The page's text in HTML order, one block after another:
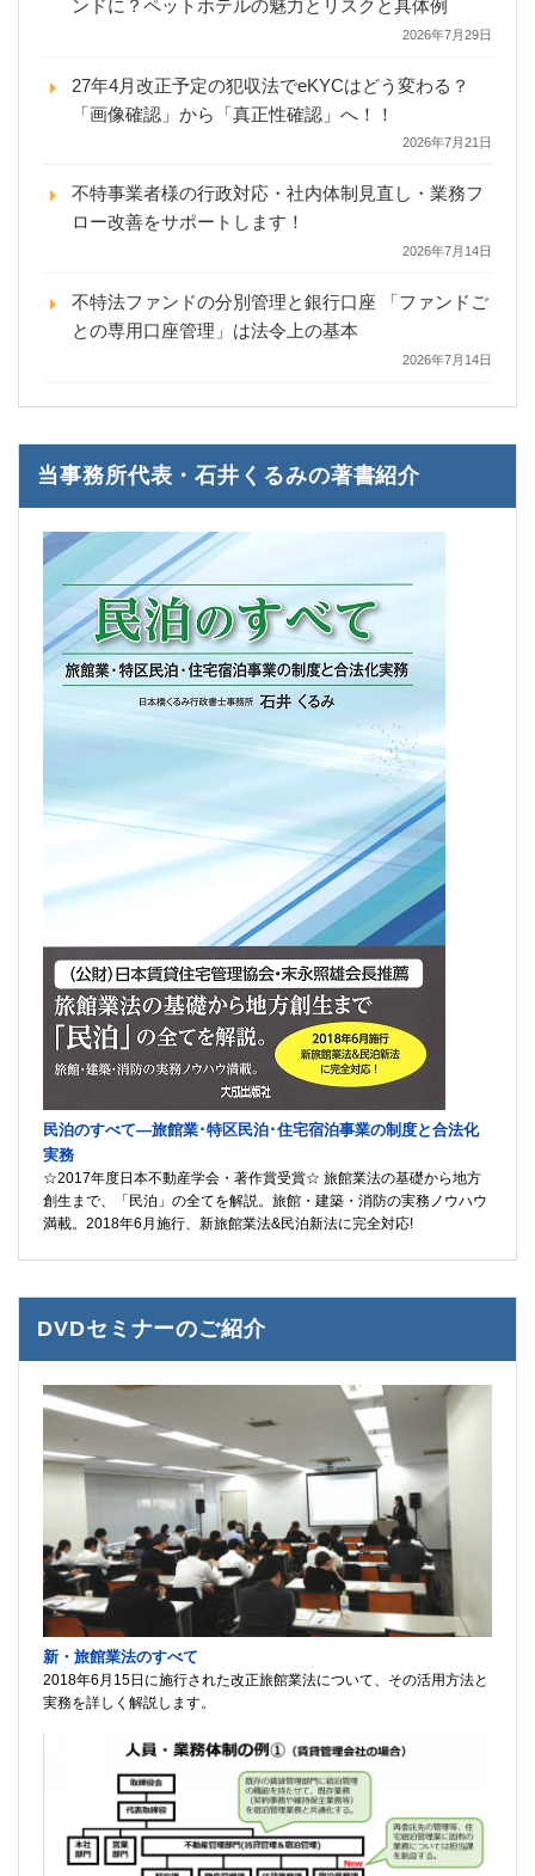
ンドに？ペットホテルの魅力とリスクと具体例
2026年7月29日
27年4月改正予定の犯収法でeKYCはどう変わる？
「画像確認」から「真正性確認」へ！！
2026年7月21日
不特事業者様の行政対応・社内体制見直し・業務フ
ロー改善をサポートします！
2026年7月14日
不特法ファンドの分別管理と銀行口座 「ファンドご
との専用口座管理」は法令上の基本
2026年7月14日
当事務所代表・石井くるみの著書紹介
民泊のすべて―旅館業･特区民泊･住宅宿泊事業の制度と合法化
実務
☆2017年度日本不動産学会・著作賞受賞☆ 旅館業法の基礎から地方
創生まで、「民泊」の全てを解説。旅館・建築・消防の実務ノウハウ
満載。2018年6月施行、新旅館業法&民泊新法に完全対応!
DVDセミナーのご紹介
新・旅館業法のすべて
2018年6月15日に施行された改正旅館業法について、その活用方法と
実務を詳しく解説します。